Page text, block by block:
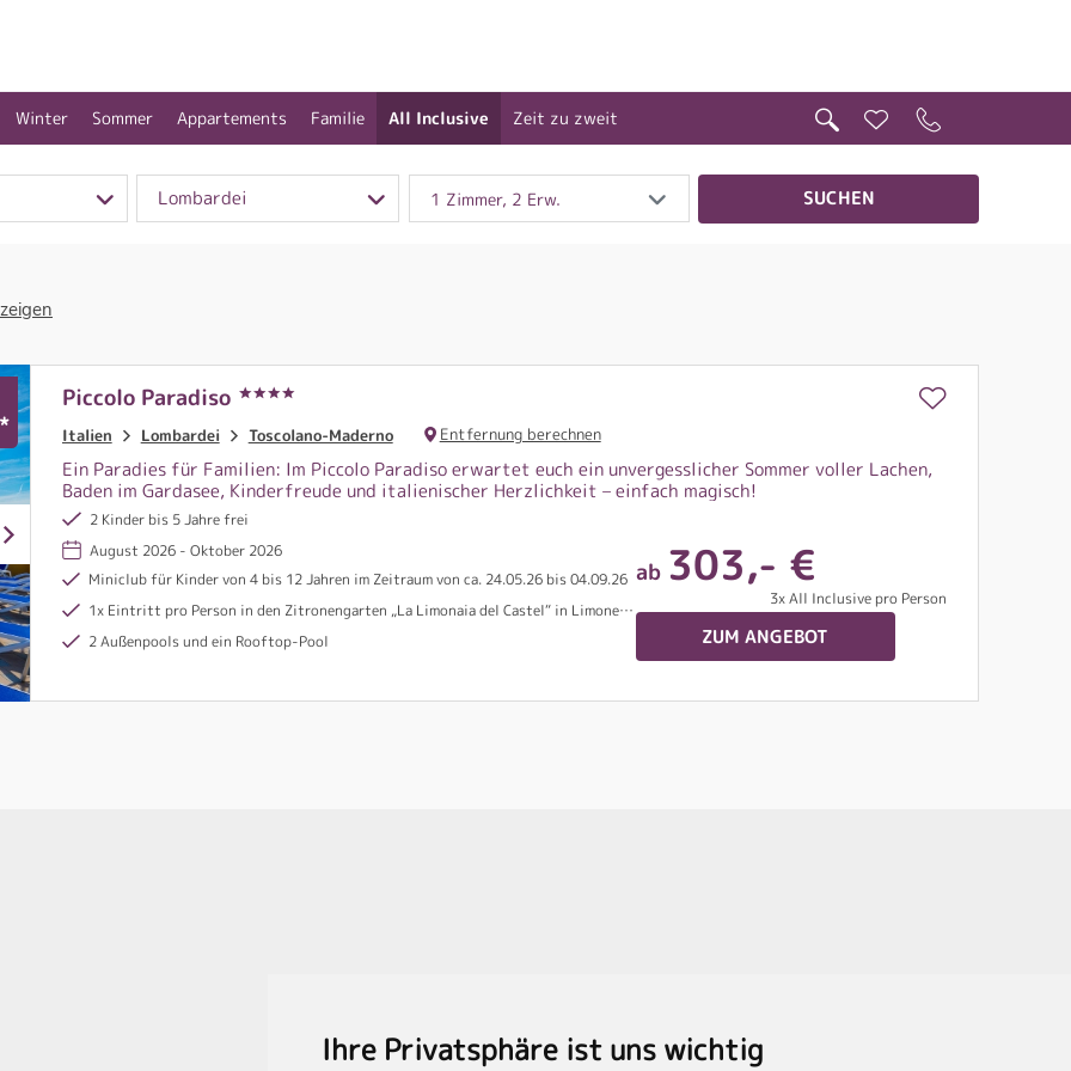
Ihre Privatsphäre ist uns wichtig
Winter Sommer Appartements Familie All Inclusive Zeit zu zweit
Lombardei 1 Zimmer, 2 Erw. SUCHEN
Piccolo Paradiso
Italien Lombardei Toscolano-Maderno Entfernung berechnen
Ein Paradies für Familien: Im Piccolo Paradiso erwartet euch ein unvergesslicher Sommer voller Lachen,
Baden im Gardasee, Kinderfreude und italienischer Herzlichkeit – einfach magisch!
2 Kinder bis 5 Jahre frei
August 2026 - Oktober 2026
Miniclub für Kinder von 4 bis 12 Jahren im Zeitraum von ca. 24.05.26 bis 04.09.26
1x Eintritt pro Person in den Zitronengarten „La Limonaia del Castel“ in Limone inklusive (ab 7 Nächten Aufenthalt)
2 Außenpools und ein Rooftop-Pool
ab 303,- €
3x All Inclusive pro Person
ZUM ANGEBOT